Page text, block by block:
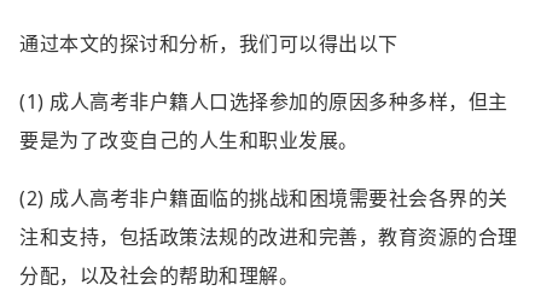
通过本文的探讨和分析，我们可以得出以下
(1) 成人高考非户籍人口选择参加的原因多种多样，但主
要是为了改变自己的人生和职业发展。
(2) 成人高考非户籍面临的挑战和困境需要社会各界的关
注和支持，包括政策法规的改进和完善，教育资源的合理
分配，以及社会的帮助和理解。